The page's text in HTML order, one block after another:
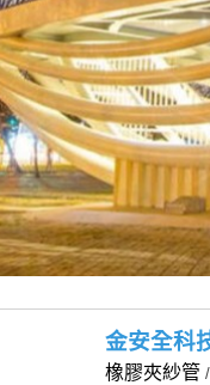
金安全科
橡膠夾紗管 /